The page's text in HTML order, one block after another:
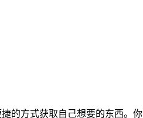
方式获取自己想要的东西。